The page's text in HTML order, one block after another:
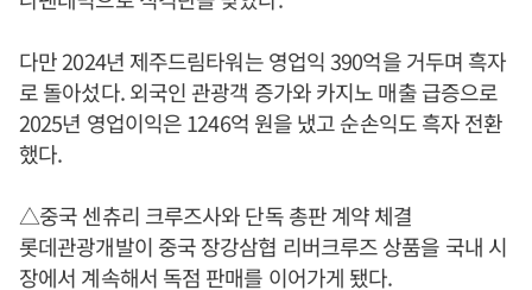
다만 2024년 제주드림타워는 영업익 390억을 거두며 흑자
로 돌아섰다. 외국인 관광객 증가와 카지노 매출 급증으로
2025년 영업이익은 1246억 원을 냈고 순손익도 흑자 전환
했다.
△중국 센츄리 크루즈사와 단독 총판 계약 체결
롯데관광개발이 중국 장강삼협 리버크루즈 상품을 국내 시
장에서 계속해서 독점 판매를 이어가게 됐다.